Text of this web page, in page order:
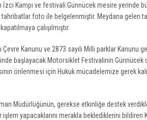
Kampı ve festivali Günnücek mesire yerinde
foto ile belgelenmiştir. Meydana gelen
çalışılmıştır.
Kanunu ve 2873 sayılı Milli parklar Kanunu
başlayacak Motorsiklet Festivalinin Günnücek
önlenmesi için Hukuk mücadelemize gerek
Müdürlüğünün, gerekse etkinliğe destek
yapacaklarını merakla beklediklerini bildiren